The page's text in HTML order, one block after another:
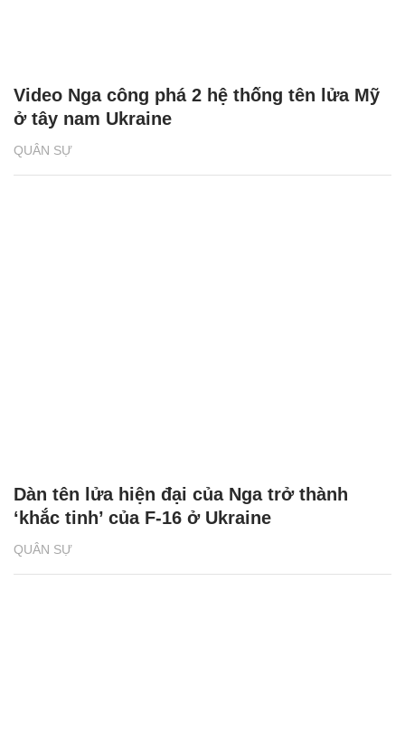
QUÂN SỰ
Video Nga công phá 2 hệ thống tên lửa Mỹ
ở tây nam Ukraine
QUÂN SỰ
Dàn tên lửa hiện đại của Nga trở thành
‘khắc tinh’ của F-16 ở Ukraine